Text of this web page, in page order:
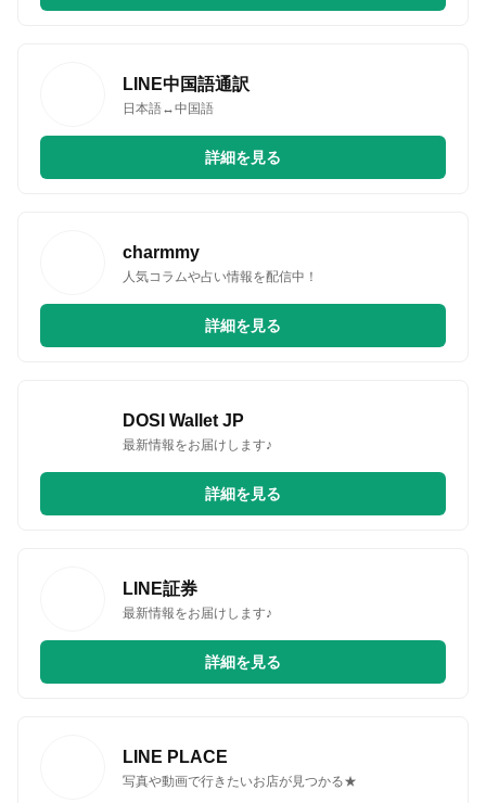
LINE中国語通訳
日本語↔中国語
詳細を見る
charmmy
人気コラムや占い情報を配信中！
詳細を見る
DOSI Wallet JP
最新情報をお届けします♪
詳細を見る
LINE証券
最新情報をお届けします♪
詳細を見る
LINE PLACE
写真や動画で行きたいお店が見つかる★